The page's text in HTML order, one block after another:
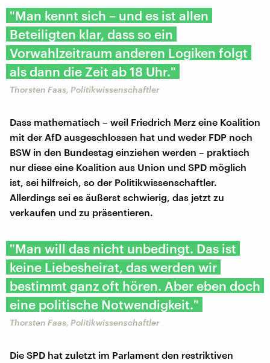
"Man kennt sich – und es ist allen
Beteiligten klar, dass so ein
Vorwahlzeitraum anderen Logiken folgt
als dann die Zeit ab 18 Uhr."
Thorsten Faas, Politikwissenschaftler
Dass mathematisch – weil Friedrich Merz eine Koalition
mit der AfD ausgeschlossen hat und weder FDP noch
BSW in den Bundestag einziehen werden – praktisch
nur diese eine Koalition aus Union und SPD möglich
ist, sei hilfreich, so der Politikwissenschaftler.
Allerdings sei es äußerst schwierig, das jetzt zu
verkaufen und zu präsentieren.
"Man will das nicht unbedingt. Das ist
keine Liebesheirat, das werden wir
bestimmt ganz oft hören. Aber eben doch
eine politische Notwendigkeit."
Thorsten Faas, Politikwissenschaftler
Die SPD hat zuletzt im Parlament den restriktiven